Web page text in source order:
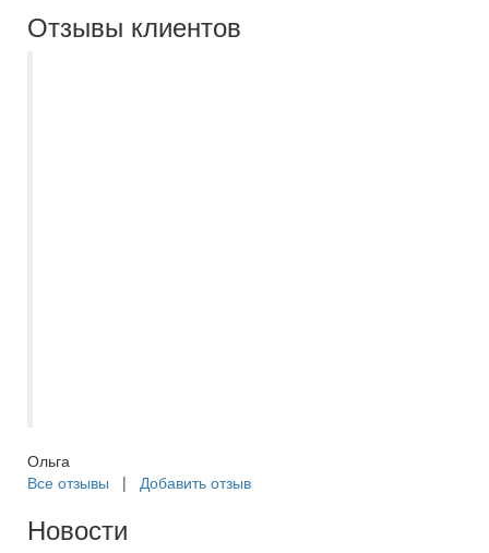
Отзывы клиентов
Ольга
Все отзывы | Добавить отзыв
Новости